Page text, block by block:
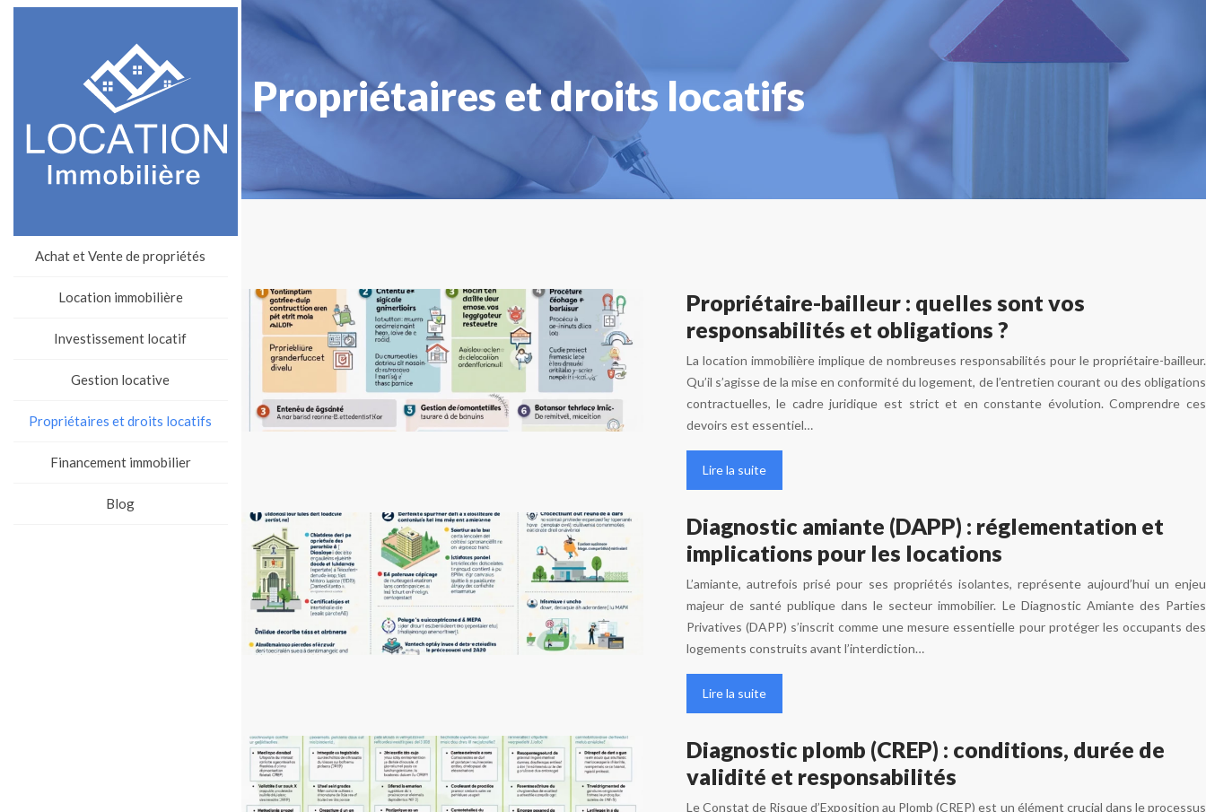
Achat et Vente de propriétés
Location immobilière
Investissement locatif
Gestion locative
Propriétaires et droits locatifs
Financement immobilier
Blog
Propriétaires et droits locatifs
Propriétaire-bailleur : quelles sont vos
responsabilités et obligations ?
La location immobilière implique de nombreuses responsabilités pour le propriétaire-bailleur.
Qu’il s’agisse de la mise en conformité du logement, de l’entretien courant ou des obligations
contractuelles, le cadre juridique est strict et en constante évolution. Comprendre ces
devoirs est essentiel…
Lire la suite
Diagnostic amiante (DAPP) : réglementation et
implications pour les locations
L’amiante, autrefois prisé pour ses propriétés isolantes, représente aujourd’hui un enjeu
majeur de santé publique dans le secteur immobilier. Le Diagnostic Amiante des Parties
Privatives (DAPP) s’inscrit comme une mesure essentielle pour protéger les occupants des
logements construits avant l’interdiction…
Lire la suite
Diagnostic plomb (CREP) : conditions, durée de
validité et responsabilités
Le Constat de Risque d’Exposition au Plomb (CREP) est un élément crucial dans le processus